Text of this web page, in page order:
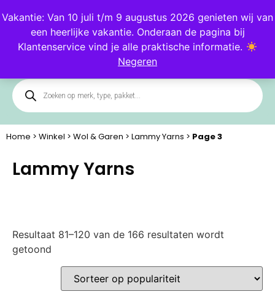
Vakantie: Van 10 juli t/m 9 augustus 2026 genieten wij van
een heerlijke vakantie. Onderaan de pagina bij
Klantenservice vind je alle praktische informatie.
Negeren
BlogKlantenservice
Home > Winkel > Wol & Garen > Lammy Yarns > Page 3
Lammy Yarns
Resultaat 81–120 van de 166 resultaten wordt
getoond